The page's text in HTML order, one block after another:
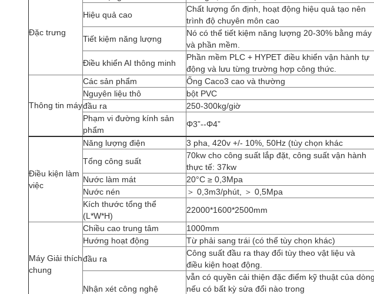
Đặc trưng
Hiệu quả cao
Chất lượng ổn định, hoạt động hiệu quả tạo nên
trình độ chuyên môn cao
Tiết kiệm năng lượng
Nó có thể tiết kiệm năng lượng 20-30% bằng máy
và phần mềm.
Điều khiển AI thông minh
Phần mềm PLC + HYPET điều khiển vận hành tự
động và lưu từng trường hợp công thức.
Thông tin máy
Các sản phẩm
Ống Caco3 cao và thường
Nguyên liệu thô
bột PVC
đầu ra
250-300kg/giờ
Phạm vi đường kính sản
phẩm
Φ3”--Φ4”
Điều kiện làm
việc
Năng lượng điện
3 pha, 420v +/- 10%, 50Hz (tùy chọn khác
Tổng công suất
70kw cho công suất lắp đặt, công suất vận hành
thực tế: 37kw
Nước làm mát
20°C ≥ 0,3Mpa
Nước nén
＞ 0,3m3/phút, ＞ 0,5Mpa
Kích thước tổng thể
(L*W*H)
22000*1600*2500mm
Máy Giải thích
chung
Chiều cao trung tâm
1000mm
Hướng hoạt động
Từ phải sang trái (có thể tùy chọn khác)
đầu ra
Công suất đầu ra thay đổi tùy theo vật liệu và
điều kiện hoạt động.
Nhận xét công nghệ
vẫn có quyền cải thiện đặc điểm kỹ thuật của dòng,
nếu có bất kỳ sửa đổi nào trong